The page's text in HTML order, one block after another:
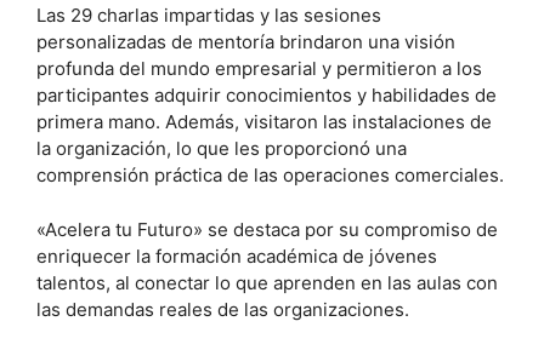
Las 29 charlas impartidas y las sesiones
personalizadas de mentoría brindaron una visión
profunda del mundo empresarial y permitieron a los
participantes adquirir conocimientos y habilidades de
primera mano. Además, visitaron las instalaciones de
la organización, lo que les proporcionó una
comprensión práctica de las operaciones comerciales.
«Acelera tu Futuro» se destaca por su compromiso de
enriquecer la formación académica de jóvenes
talentos, al conectar lo que aprenden en las aulas con
las demandas reales de las organizaciones.